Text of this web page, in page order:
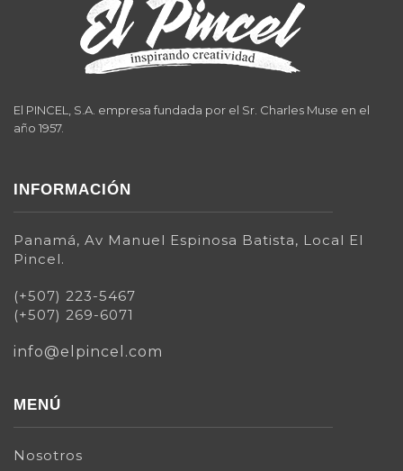
El PINCEL, S.A. empresa fundada por el Sr. Charles Muse en el
año 1957.
INFORMACIÓN
Panamá, Av Manuel Espinosa Batista, Local El
Pincel.
(+507) 223-5467
(+507) 269-6071
info@elpincel.com
MENÚ
Nosotros